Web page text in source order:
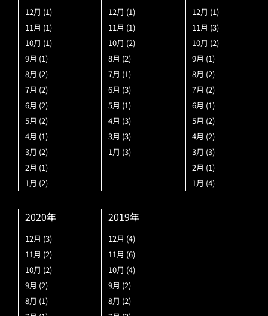
12月 (1)
11月 (1)
10月 (1)
9月 (1)
8月 (2)
7月 (2)
6月 (2)
5月 (2)
4月 (1)
3月 (2)
2月 (1)
1月 (2)
12月 (1)
11月 (1)
10月 (2)
8月 (2)
7月 (1)
6月 (3)
5月 (1)
4月 (3)
3月 (3)
1月 (3)
12月 (1)
11月 (3)
10月 (2)
9月 (1)
8月 (2)
7月 (2)
6月 (1)
5月 (2)
4月 (2)
3月 (3)
2月 (1)
1月 (4)
2020年
12月 (3)
11月 (2)
10月 (2)
9月 (2)
8月 (1)
2019年
12月 (4)
11月 (6)
10月 (4)
9月 (2)
8月 (2)